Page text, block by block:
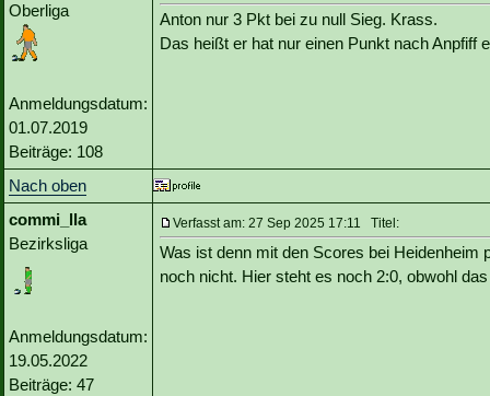
Oberliga
Anmeldungsdatum:
01.07.2019
Beiträge: 108
Anton nur 3 Pkt bei zu null Sieg. Krass.
Das heißt er hat nur einen Punkt nach Anpfiff
Nach oben
commi_lla
Bezirksliga
Anmeldungsdatum:
19.05.2022
Beiträge: 47
Verfasst am: 27 Sep 2025 17:11 Titel:
Was ist denn mit den Scores bei Heidenheim
noch nicht. Hier steht es noch 2:0, obwohl